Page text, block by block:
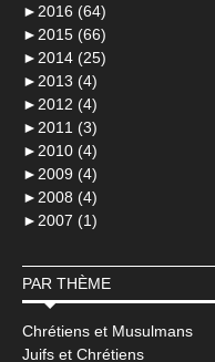
► 2016 (64)
► 2015 (66)
► 2014 (25)
► 2013 (4)
► 2012 (4)
► 2011 (3)
► 2010 (4)
► 2009 (4)
► 2008 (4)
► 2007 (1)
PAR THÈME
Chrétiens et Musulmans
Juifs et Chrétiens